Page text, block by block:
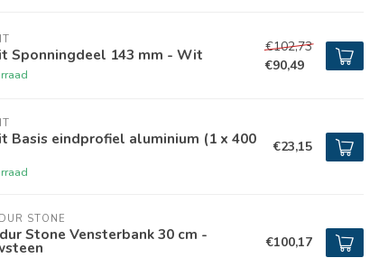
Sponningdeel 143 mm - Wit
€102,73
€90,49
Basis eindprofiel aluminium (1 x 400 €23,15
STONE
Stone Vensterbank 30 cm - €100,17